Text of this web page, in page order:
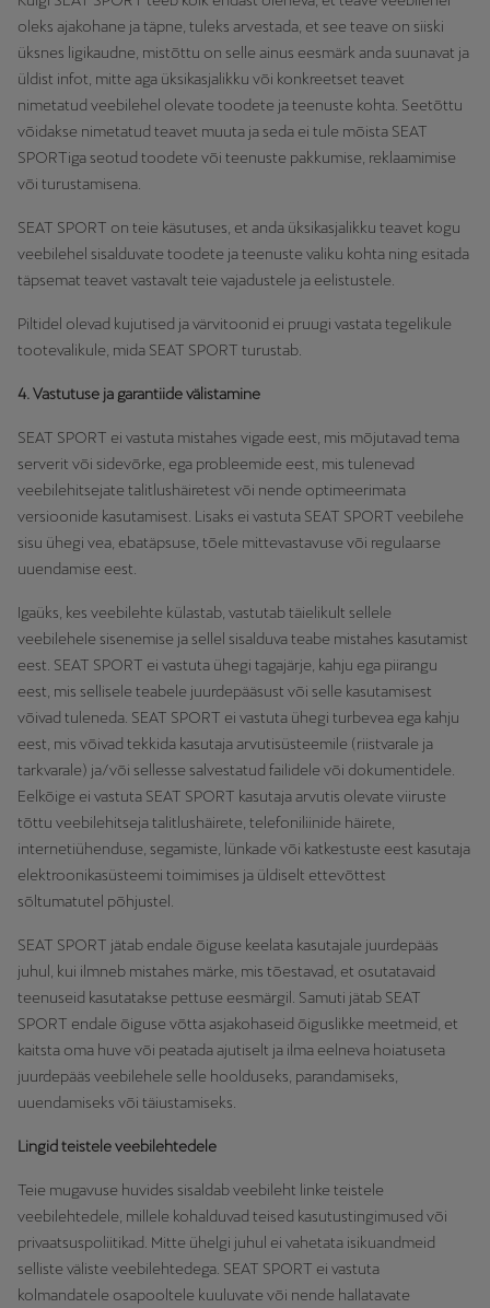
oleks ajakohane ja täpne, tuleks arvestada, et see teave on siiski
üksnes ligikaudne, mistõttu on selle ainus eesmärk anda suunavat ja
üldist infot, mitte aga üksikasjalikku või konkreetset teavet
nimetatud veebilehel olevate toodete ja teenuste kohta. Seetõttu
võidakse nimetatud teavet muuta ja seda ei tule mõista SEAT
SPORTiga seotud toodete või teenuste pakkumise, reklaamimise
või turustamisena.
SEAT SPORT on teie käsutuses, et anda üksikasjalikku teavet kogu
veebilehel sisalduvate toodete ja teenuste valiku kohta ning esitada
täpsemat teavet vastavalt teie vajadustele ja eelistustele.
Piltidel olevad kujutised ja värvitoonid ei pruugi vastata tegelikule
tootevalikule, mida SEAT SPORT turustab.
4. Vastutuse ja garantiide välistamine
SEAT SPORT ei vastuta mistahes vigade eest, mis mõjutavad tema
serverit või sidevõrke, ega probleemide eest, mis tulenevad
veebilehitsejate talitlushäiretest või nende optimeerimata
versioonide kasutamisest. Lisaks ei vastuta SEAT SPORT veebilehe
sisu ühegi vea, ebatäpsuse, tõele mittevastavuse või regulaarse
uuendamise eest.
Igaüks, kes veebilehte külastab, vastutab täielikult sellele
veebilehele sisenemise ja sellel sisalduva teabe mistahes kasutamist
eest. SEAT SPORT ei vastuta ühegi tagajärje, kahju ega piirangu
eest, mis sellisele teabele juurdepääsust või selle kasutamisest
võivad tuleneda. SEAT SPORT ei vastuta ühegi turbevea ega kahju
eest, mis võivad tekkida kasutaja arvutisüsteemile (riistvarale ja
tarkvarale) ja/või sellesse salvestatud failidele või dokumentidele.
Eelkõige ei vastuta SEAT SPORT kasutaja arvutis olevate viiruste
tõttu veebilehitseja talitlushäirete, telefoniliinide häirete,
internetiühenduse, segamiste, lünkade või katkestuste eest kasutaja
elektroonikasüsteemi toimimises ja üldiselt ettevõttest
sõltumatutel põhjustel.
SEAT SPORT jätab endale õiguse keelata kasutajale juurdepääs
juhul, kui ilmneb mistahes märke, mis tõestavad, et osutatavaid
teenuseid kasutatakse pettuse eesmärgil. Samuti jätab SEAT
SPORT endale õiguse võtta asjakohaseid õiguslikke meetmeid, et
kaitsta oma huve või peatada ajutiselt ja ilma eelneva hoiatuseta
juurdepääs veebilehele selle hoolduseks, parandamiseks,
uuendamiseks või täiustamiseks.
Lingid teistele veebilehtedele
Teie mugavuse huvides sisaldab veebileht linke teistele
veebilehtedele, millele kohalduvad teised kasutustingimused või
privaatsuspoliitikad. Mitte ühelgi juhul ei vahetata isikuandmeid
selliste väliste veebilehtedega. SEAT SPORT ei vastuta
kolmandatele osapooltele kuuluvate või nende hallatavate